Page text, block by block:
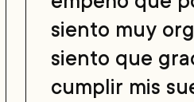
siento muy
siento que
cumplir mis